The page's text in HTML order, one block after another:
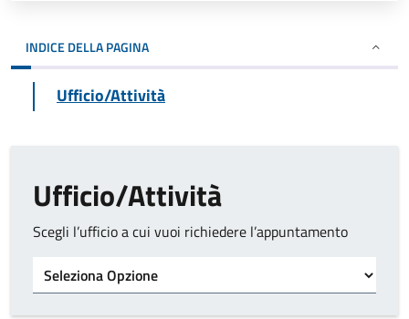
INDICE DELLA PAGINA
Ufficio/Attività
Ufficio/Attività
Scegli l’ufficio a cui vuoi richiedere l’appuntamento